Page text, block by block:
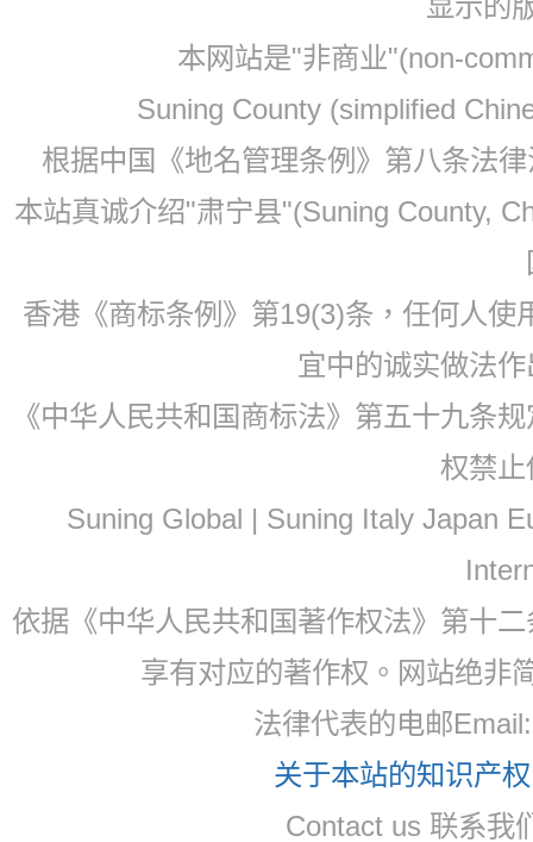
显示的
本网站是"非商业"(non-
Suning County (simplified
根据中国《地名管理条例》第八条法
本站真诚介绍"肃宁县"(Suning County,
香港《商标条例》第19(3)条，任何人
宜中的诚实做法
《中华人民共和国商标法》第五十九条
权禁
Suning Global | Suning Italy Japan
依据《中华人民共和国著作权法》第十
享有对应的著作权。网站绝非
法律代表的电邮
关于本站的知识产
Contact us 联系我